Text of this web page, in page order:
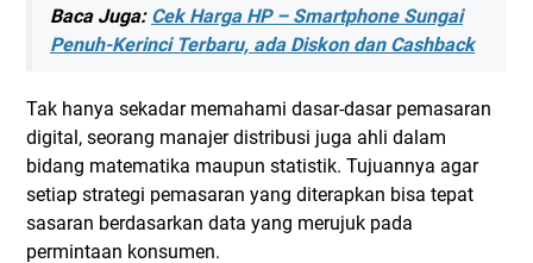
Baca Juga: Cek Harga HP – Smartphone Sungai
Penuh-Kerinci Terbaru, ada Diskon dan Cashback
Tak hanya sekadar memahami dasar-dasar pemasaran
digital, seorang manajer distribusi juga ahli dalam
bidang matematika maupun statistik. Tujuannya agar
setiap strategi pemasaran yang diterapkan bisa tepat
sasaran berdasarkan data yang merujuk pada
permintaan konsumen.